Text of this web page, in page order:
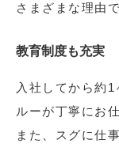
さまざまな理由
教育制度も充実
入社してから約
ルーが丁寧にお
また、スグに仕